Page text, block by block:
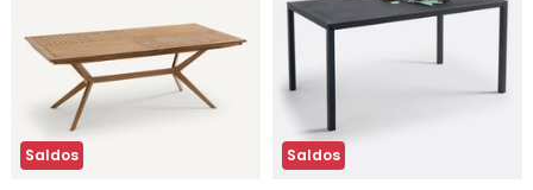
Saldos Saldos